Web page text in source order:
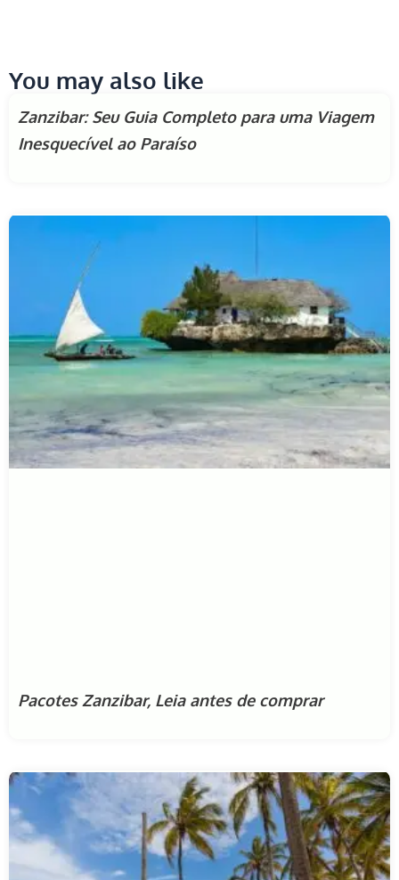
You may also like
Zanzibar: Seu Guia Completo para uma Viagem
Inesquecível ao Paraíso
Pacotes Zanzibar, Leia antes de comprar